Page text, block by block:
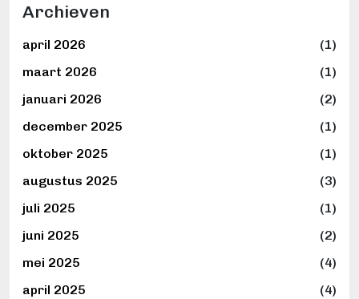
Archieven
april 2026
(1)
maart 2026
(1)
januari 2026
(2)
december 2025
(1)
oktober 2025
(1)
augustus 2025
(3)
juli 2025
(1)
juni 2025
(2)
mei 2025
(4)
april 2025
(4)